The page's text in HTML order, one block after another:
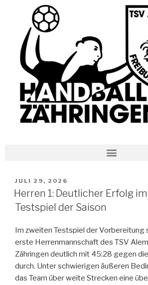
JULI 29, 2026
Herren 1: Deutlicher Erfolg
Testspiel der Saison
Im zweiten Testspiel der Vorbereitung
erste Herrenmannschaft des TSV
Zähringen deutlich mit 45:28 gegen
durch. Unter schwierigen äußeren
das Team über weite Strecken eine